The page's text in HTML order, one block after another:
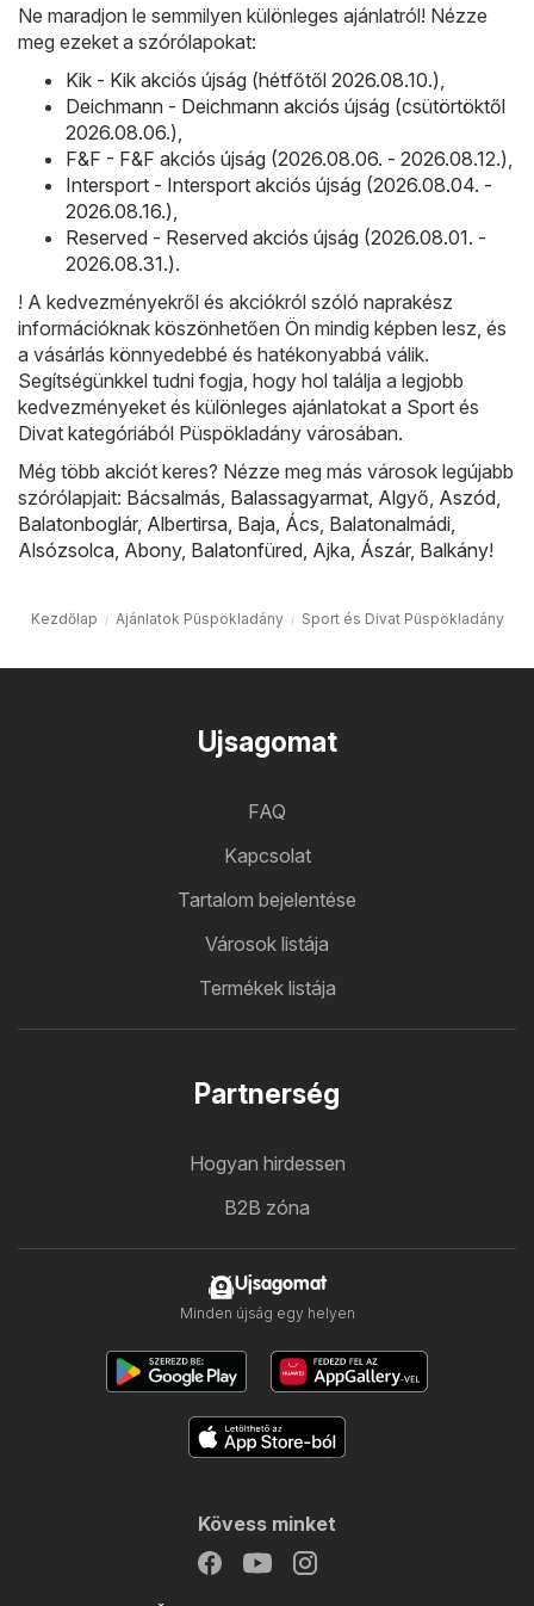
Ne maradjon le semmilyen különleges ajánlatról! Nézze
meg ezeket a szórólapokat:
Kik - Kik akciós újság (hétfőtől 2026.08.10.),
Deichmann - Deichmann akciós újság (csütörtöktől
2026.08.06.),
F&F - F&F akciós újság (2026.08.06. - 2026.08.12.),
Intersport - Intersport akciós újság (2026.08.04. -
2026.08.16.),
Reserved - Reserved akciós újság (2026.08.01. -
2026.08.31.).
! A kedvezményekről és akciókról szóló naprakész
információknak köszönhetően Ön mindig képben lesz, és
a vásárlás könnyedebbé és hatékonyabbá válik.
Segítségünkkel tudni fogja, hogy hol találja a legjobb
kedvezményeket és különleges ajánlatokat a Sport és
Divat kategóriából Püspökladány városában.
Még több akciót keres? Nézze meg más városok legújabb
szórólapjait: Bácsalmás, Balassagyarmat, Algyő, Aszód,
Balatonboglár, Albertirsa, Baja, Ács, Balatonalmádi,
Alsózsolca, Abony, Balatonfüred, Ajka, Ászár, Balkány!
Kezdőlap Ajánlatok Püspökladány Sport és Divat Püspökladány
Ujsagomat
FAQ
Kapcsolat
Tartalom bejelentése
Városok listája
Termékek listája
Partnerség
Hogyan hirdessen
B2B zóna
Ujsagomat
Minden újság egy helyen
Kövess minket